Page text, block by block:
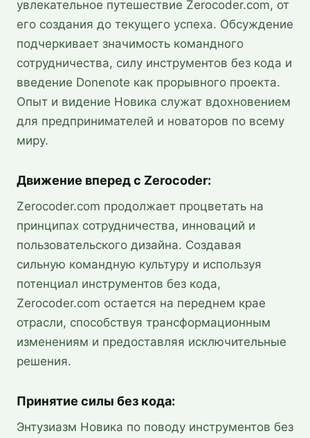
увлекательное путешествие Zerocoder.com, от
его создания до текущего успеха. Обсуждение
подчеркивает значимость командного
сотрудничества, силу инструментов без кода и
введение Donenote как прорывного проекта.
Опыт и видение Новика служат вдохновением
для предпринимателей и новаторов по всему
миру.
Движение вперед с Zerocoder:
Zerocoder.com продолжает процветать на
принципах сотрудничества, инноваций и
пользовательского дизайна. Создавая
сильную командную культуру и используя
потенциал инструментов без кода,
Zerocoder.com остается на переднем крае
отрасли, способствуя трансформационным
изменениям и предоставляя исключительные
решения.
Принятие силы без кода:
Энтузиазм Новика по поводу инструментов без